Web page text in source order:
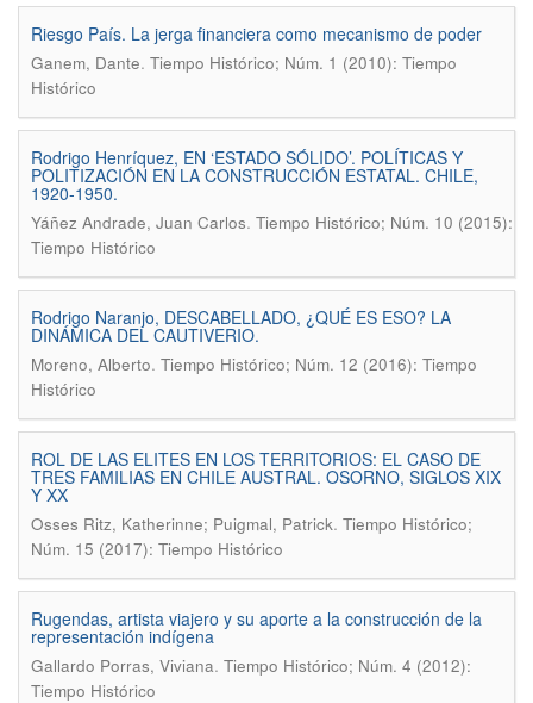
Riesgo País. La jerga financiera como mecanismo de poder
Ganem, Dante. Tiempo Histórico; Núm. 1 (2010): Tiempo
Histórico
Rodrigo Henríquez, EN ‘ESTADO SÓLIDO’. POLÍTICAS Y
POLITIZACIÓN EN LA CONSTRUCCIÓN ESTATAL. CHILE,
1920-1950.
Yáñez Andrade, Juan Carlos. Tiempo Histórico; Núm. 10 (2015):
Tiempo Histórico
Rodrigo Naranjo, DESCABELLADO, ¿QUÉ ES ESO? LA
DINÁMICA DEL CAUTIVERIO.
Moreno, Alberto. Tiempo Histórico; Núm. 12 (2016): Tiempo
Histórico
ROL DE LAS ELITES EN LOS TERRITORIOS: EL CASO DE
TRES FAMILIAS EN CHILE AUSTRAL. OSORNO, SIGLOS XIX
Y XX
Osses Ritz, Katherinne; Puigmal, Patrick. Tiempo Histórico;
Núm. 15 (2017): Tiempo Histórico
Rugendas, artista viajero y su aporte a la construcción de la
representación indígena
Gallardo Porras, Viviana. Tiempo Histórico; Núm. 4 (2012):
Tiempo Histórico